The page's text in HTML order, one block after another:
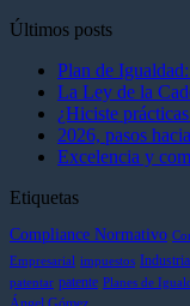
Últimos posts
Plan de
La Ley de la
¿Hiciste
2026, pasos
Excelencia y
Etiquetas
Compliance Normativo
Empresarial impuestos
patentar patente Planes de